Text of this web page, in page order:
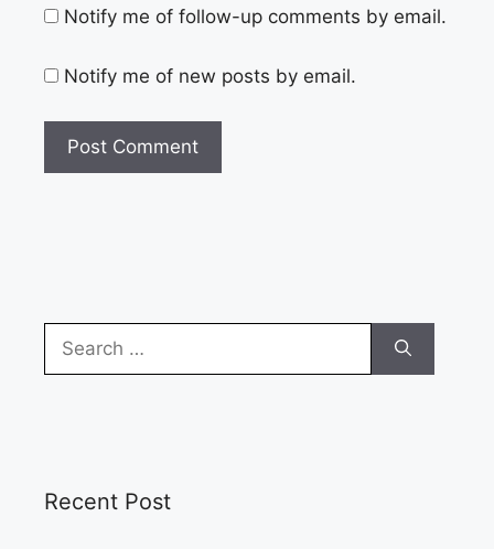
Notify me of follow-up comments by email.
Notify me of new posts by email.
for:
Recent Post